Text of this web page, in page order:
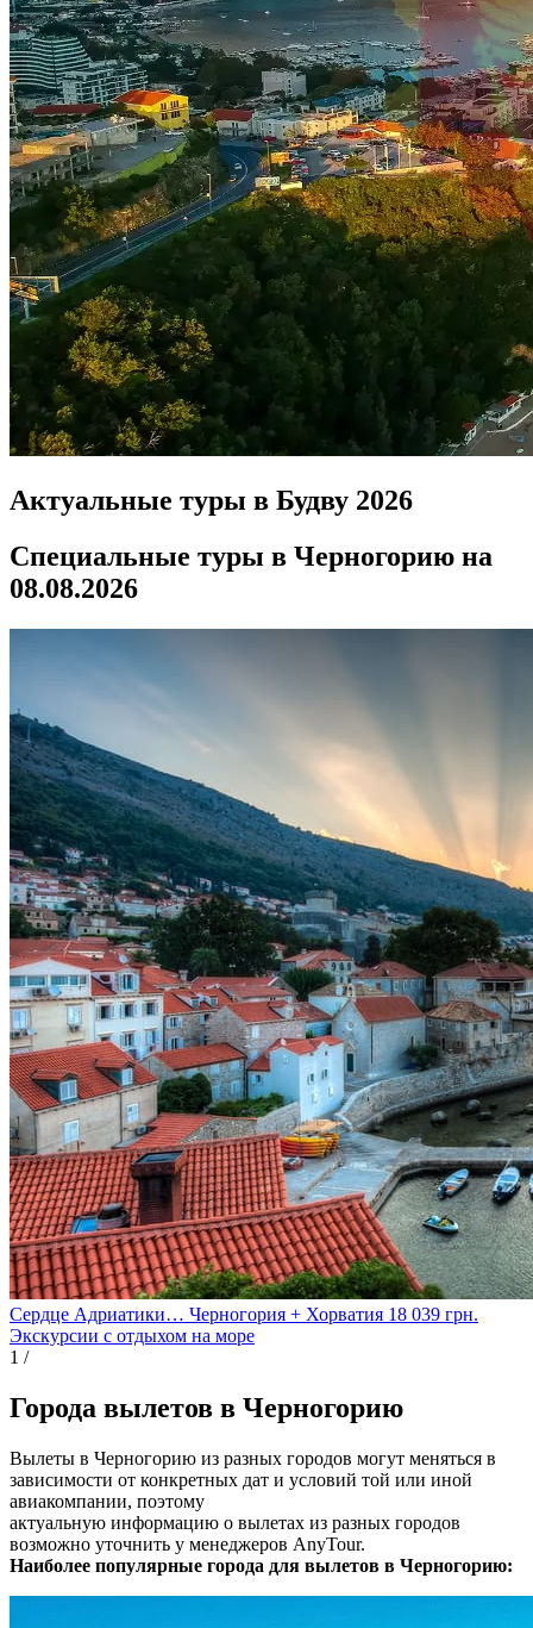
Актуальные туры в Будву 2026
Специальные туры в Черногорию на
08.08.2026
Сердце Адриатики… Черногория + Хорватия 18 039 грн.
Экскурсии с отдыхом на море
1 /
Города вылетов в Черногорию
Вылеты в Черногорию из разных городов могут меняться в
зависимости от конкретных дат и условий той или иной
авиакомпании, поэтому
актуальную информацию о вылетах из разных городов
возможно уточнить у менеджеров AnyTour.
Наиболее популярные города для вылетов в Черногорию: